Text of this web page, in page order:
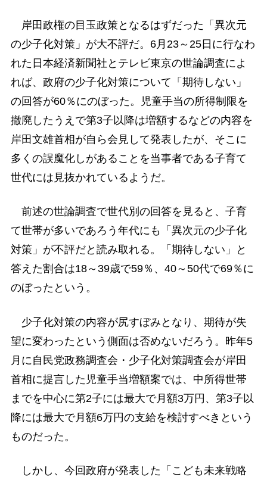
岸田政権の目玉政策となるはずだった「異次元
の少子化対策」が大不評だ。6月23～25日に行なわ
れた日本経済新聞社とテレビ東京の世論調査によ
れば、政府の少子化対策について「期待しない」
の回答が60％にのぼった。児童手当の所得制限を
撤廃したうえで第3子以降は増額するなどの内容を
岸田文雄首相が自ら会見して発表したが、そこに
多くの誤魔化しがあることを当事者である子育て
世代には見抜かれているようだ。
前述の世論調査で世代別の回答を見ると、子育
て世帯が多いであろう年代にも「異次元の少子化
対策」が不評だと読み取れる。「期待しない」と
答えた割合は18～39歳で59％、40～50代で69％に
のぼったという。
少子化対策の内容が尻すぼみとなり、期待が失
望に変わったという側面は否めないだろう。昨年5
月に自民党政務調査会・少子化対策調査会が岸田
首相に提言した児童手当増額案では、中所得世帯
までを中心に第2子には最大で月額3万円、第3子以
降には最大で月額6万円の支給を検討すべきという
ものだった。
しかし、今回政府が発表した「こども未来戦略